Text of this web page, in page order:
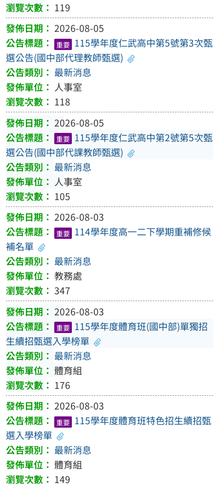
119
2026-08-05
重要 115學年度仁武高中第5號第3次甄
選公告(國中部代理教師甄選)
最新消息
人事室
118
2026-08-05
重要 115學年度仁武高中第2號第5次甄
選公告(國中部代課教師甄選)
最新消息
人事室
105
2026-08-03
重要 114學年度高一二下學期重補修候
補名單
最新消息
教務處
347
2026-08-03
重要 115學年度體育班(國中部)單獨招
生續招甄選入學榜單
最新消息
體育組
176
2026-08-03
重要 115學年度體育班特色招生續招甄
選入學榜單
最新消息
體育組
149